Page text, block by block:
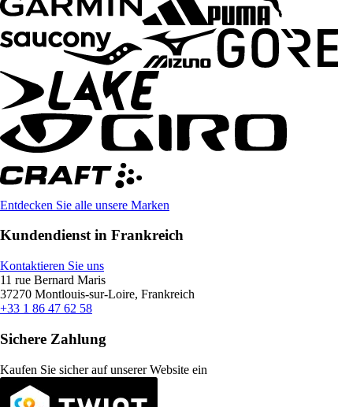
Entdecken Sie alle unsere Marken
Kundendienst in Frankreich
Kontaktieren Sie uns
11 rue Bernard Maris
37270 Montlouis-sur-Loire, Frankreich
+33 1 86 47 62 58
Sichere Zahlung
Kaufen Sie sicher auf unserer Website ein